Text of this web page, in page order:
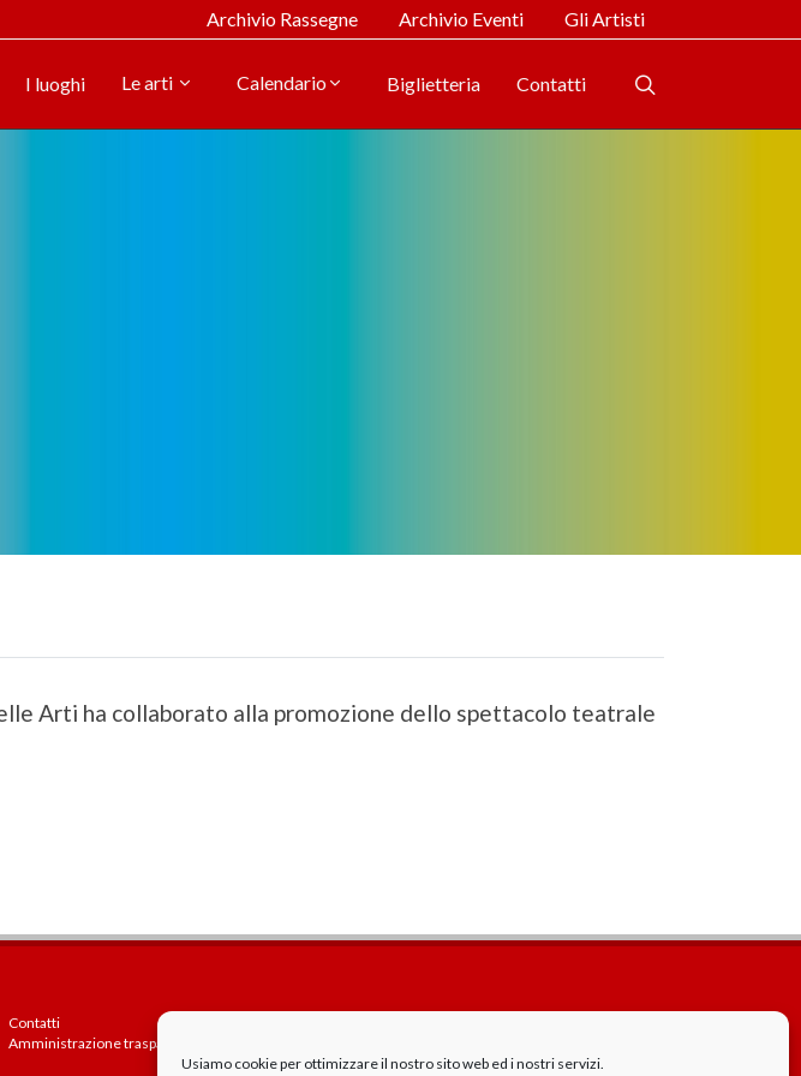
Usiamo cookie per ottimizzare il nostro sito web ed i nostri servizi.
Archivio Rassegne Archivio Eventi Gli Artisti
I luoghi Le arti Calendario Biglietteria Contatti
Arti ha collaborato alla promozione dello spettacolo teatrale
Contatti
Amministrazione trasparente